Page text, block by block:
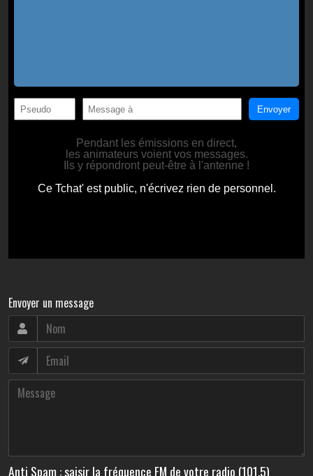
Envoyer un message
Anti Spam : saisir la fréquence FM de votre radio (101.5)